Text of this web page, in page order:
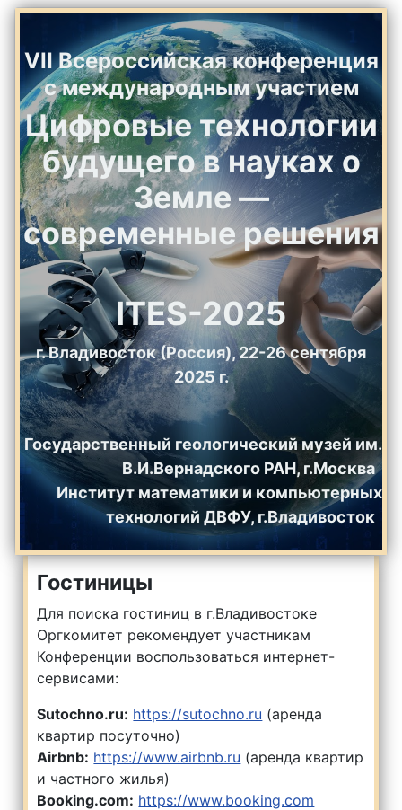
VII Всероссийская конференция
с международным участием
Цифровые технологии
будущего в науках о
Земле —
современные решения
ITES-2025
г. Владивосток (Россия), 22-26 сентября
2025 г.
Государственный геологический музей им.
В.И.Вернадского РАН, г.Москва
Институт математики и компьютерных
технологий ДВФУ, г.Владивосток
Гостиницы
Для поиска гостиниц в г.Владивостоке
Оргкомитет рекомендует участникам
Конференции воспользоваться интернет-
сервисами:
Sutochno.ru: https://sutochno.ru (аренда
квартир посуточно)
Airbnb: https://www.airbnb.ru (аренда квартир
и частного жилья)
Booking.com: https://www.booking.com